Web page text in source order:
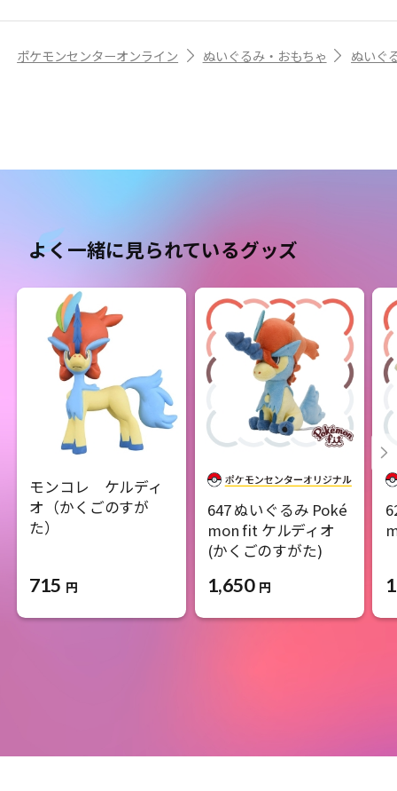
ポケモンセンターオンライン ぬいぐるみ・おもちゃ ぬいぐ
よく一緒に見られているグッズ
モンコレ ケルディ
オ（かくごのすが
た）
715 円
647 ぬいぐるみ Poké
mon fit ケルディオ
(かくごのすがた)
1,650 円